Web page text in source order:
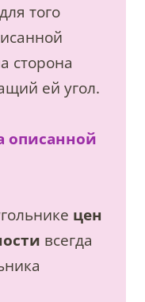
того
сторона
ей угол.
описанной
цен
всегда